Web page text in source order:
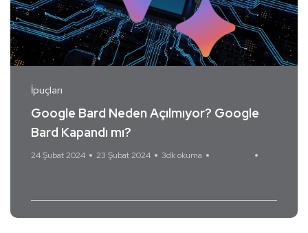
İpuçları
Google Bard Neden Açılmıyor? Google
Bard Kapandı mı?
24 Şubat 2024 23 Şubat 2024 3dk okuma